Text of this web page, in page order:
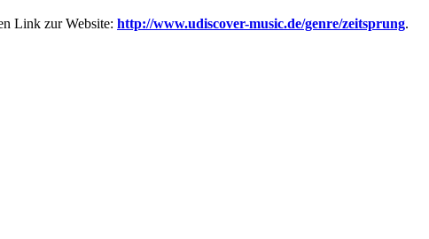
Link zur Website: http://www.udiscover-music.de/genre/zeitsprung.